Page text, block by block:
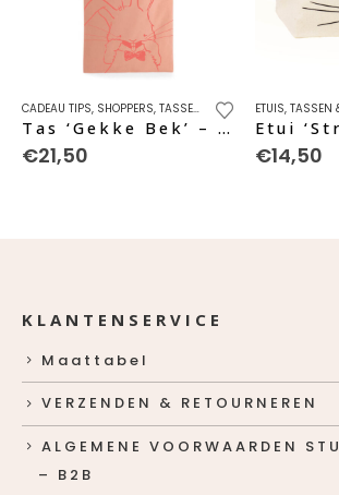
CADEAU TIPS, SHOPPERS, TASSEN & ACCESSOIRES
Tas ‘Gekke Bek’ – pomegranate
€21,50
ETUIS, TASSEN
€14,50
KLANTENSERVICE
Maattabel
VERZENDEN & RETOURNEREN
ALGEMENE VOORWAARDEN
– B2B